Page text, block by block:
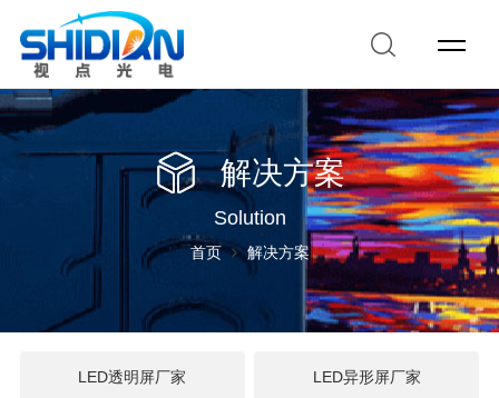
解决方案
Solution
首页 解决方案
LED透明屏厂家 LED异形屏厂家